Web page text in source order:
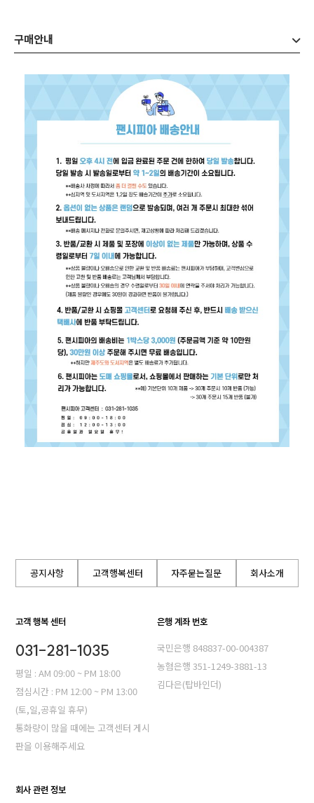
구매안내
공지사항 고객행복센터 자주묻는질문 회사소개
고객 행복 센터
031-281-1035
평일 : AM 09:00 ~ PM 18:00
점심시간 : PM 12:00 ~ PM 13:00
(토,일,공휴일 휴무)
통화량이 많을 때에는 고객센터 게시
판을 이용해주세요
은행 계좌 번호
국민은행 848837-00-004387
농혐은행 351-1249-3881-13
김다은(탑바인더)
회사 관련 정보